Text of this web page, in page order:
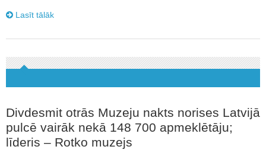
Lasīt tālāk
Divdesmit otrās Muzeju nakts norises Latvijā
pulcē vairāk nekā 148 700 apmeklētāju;
līderis – Rotko muzejs